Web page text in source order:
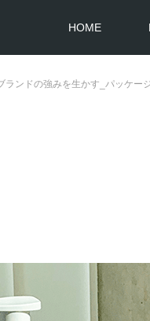
HOME
ランドの強みを生かす_パッケー